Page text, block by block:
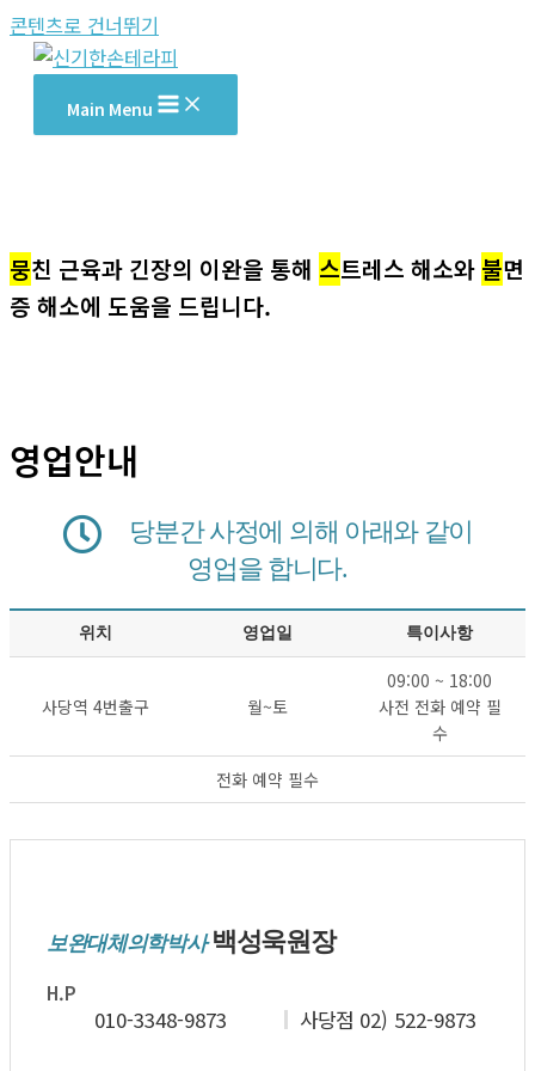
콘텐츠로 건너뛰기
Main Menu
뭉친 근육과 긴장의 이완을 통해 스트레스 해소와 불면
증 해소에 도움을 드립니다.
영업안내
당분간 사정에 의해 아래와 같이
영업을 합니다.
위치 영업일 특이사항
사당역 4번출구 월~토
09:00 ~ 18:00
사전 전화 예약 필
수
전화 예약 필수
보완대체의학박사백성욱원장
H.P
010-3348-9873 사당점 02) 522-9873